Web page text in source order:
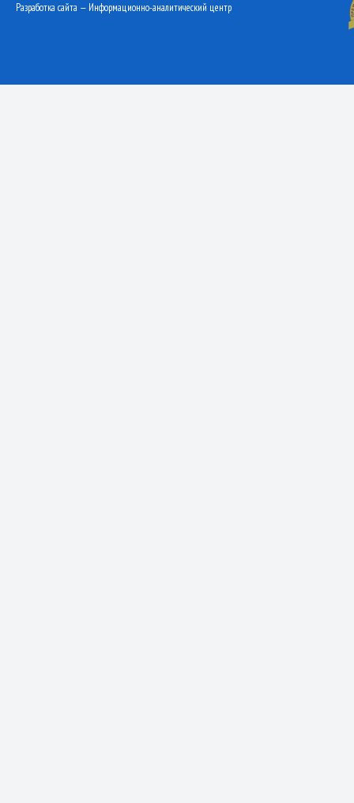
Разработка сайта — Информационно-аналитический центр